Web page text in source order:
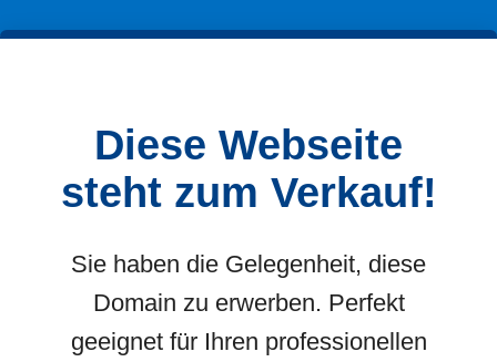
Diese Webseite
steht zum Verkauf!
Sie haben die Gelegenheit, diese
Domain zu erwerben. Perfekt
geeignet für Ihren professionellen